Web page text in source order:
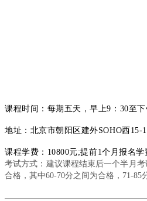
课程时间： 每期五天，早上9： 30至
地址：北京市朝阳区建外SOHO西15-
课程学费：10800元;提前1个月报名
考试方式：建议课程结束后一个半月考
合格，其中60-70分之间为合格，71-85